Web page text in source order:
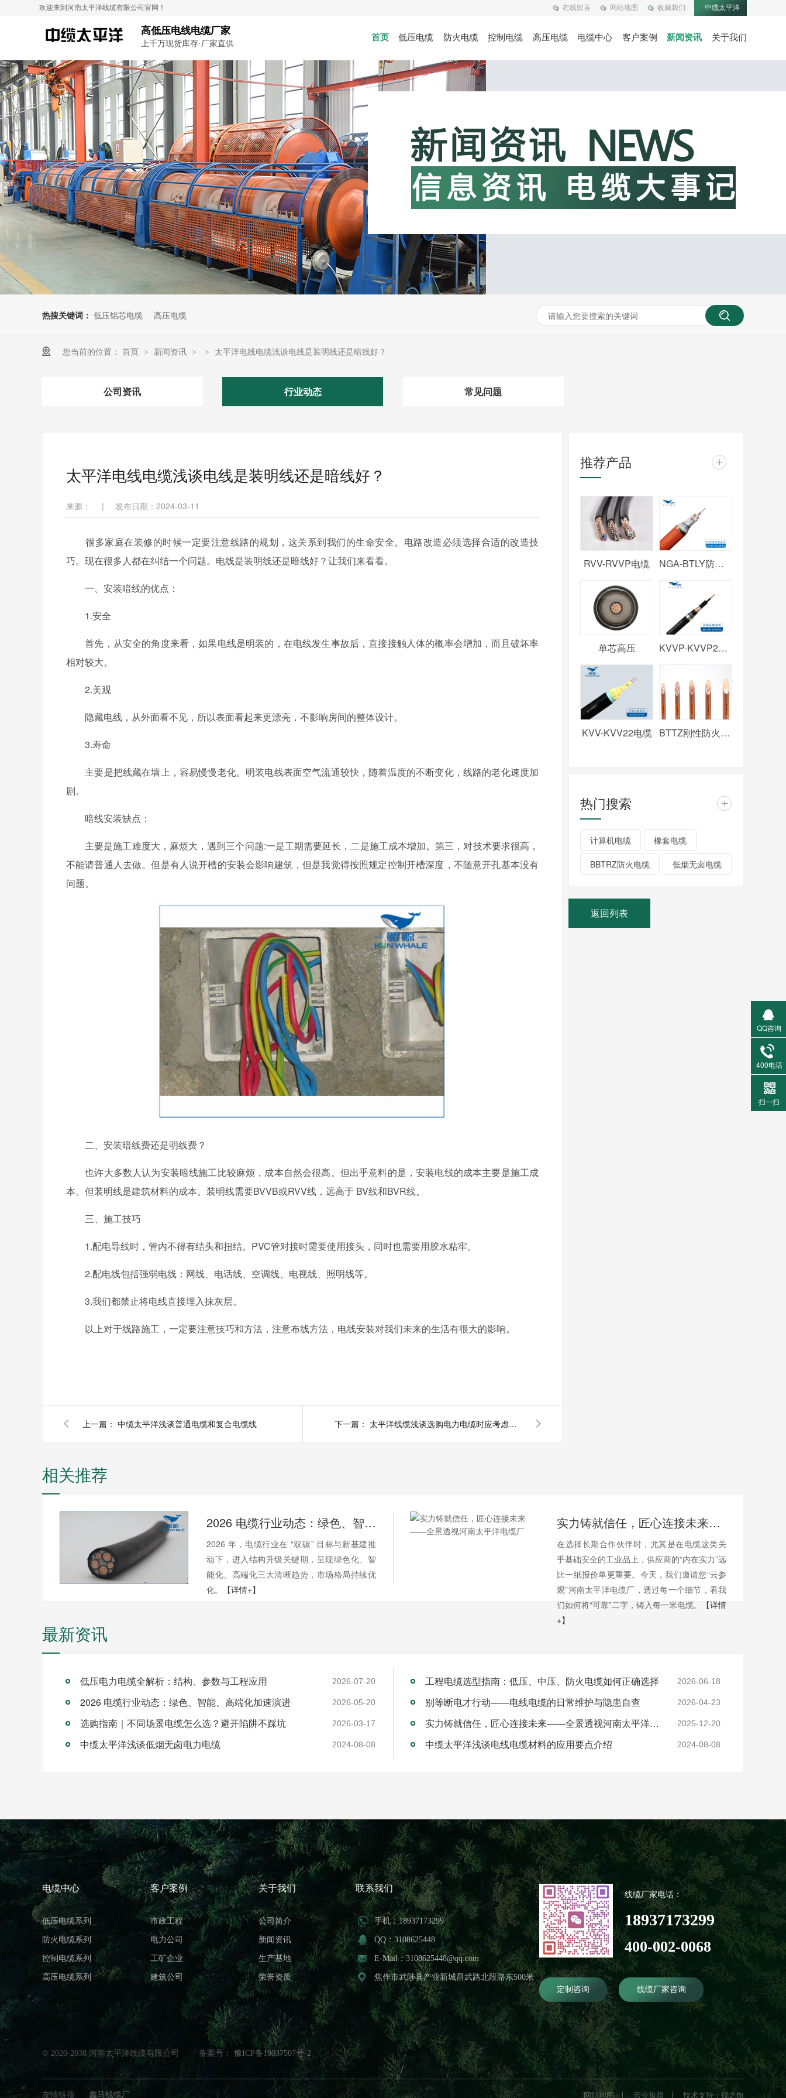
在线留言 网站地图 收藏我们 中缆太平洋
欢迎来到河南太平洋线缆有限公司官网！
高低压电线电缆厂家
上千万现货库存·厂家直供
首页 低压电缆 防火电缆 控制电缆 高压电缆 电缆中心 客户案例 新闻资讯 关于我们
热搜关键词： 低压铝芯电缆 高压电缆
您当前的位置： 首页 > 新闻资讯 > > 太平洋电线电缆浅谈电线是装明线还是暗线好？
公司资讯 行业动态 常见问题
太平洋电线电缆浅谈电线是装明线还是暗线好？
来源： | 发布日期：2024-03-11
很多家庭在装修的时候一定要注意线路的规划，这关系到我们的生命安全。电路改造必须选择合适的改造技
巧。现在很多人都在纠结一个问题。电线是装明线还是暗线好？让我们来看看。
一、安装暗线的优点：
1.安全
首先，从安全的角度来看，如果电线是明装的，在电线发生事故后，直接接触人体的概率会增加，而且破坏率
相对较大。
2.美观
隐藏电线，从外面看不见，所以表面看起来更漂亮，不影响房间的整体设计。
3.寿命
主要是把线藏在墙上，容易慢慢老化。明装电线表面空气流通较快，随着温度的不断变化，线路的老化速度加
剧。
暗线安装缺点：
主要是施工难度大，麻烦大，遇到三个问题:一是工期需要延长，二是施工成本增加。第三，对技术要求很高，
不能请普通人去做。但是有人说开槽的安装会影响建筑，但是我觉得按照规定控制开槽深度，不随意开孔基本没有
问题。
二、安装暗线费还是明线费？
也许大多数人认为安装暗线施工比较麻烦，成本自然会很高。但出乎意料的是，安装电线的成本主要是施工成
本。但装明线是建筑材料的成本。装明线需要BVVB或RVV线，远高于 BV线和BVR线。
三、施工技巧
1.配电导线时，管内不得有结头和扭结。PVC管对接时需要使用接头，同时也需要用胶水粘牢。
2.配电线包括强弱电线：网线、电话线、空调线、电视线、照明线等。
3.我们都禁止将电线直接埋入抹灰层。
以上对于线路施工，一定要注意技巧和方法，注意布线方法，电线安装对我们未来的生活有很大的影响。
上一篇： 中缆太平洋浅谈普通电缆和复合电缆线 下一篇： 太平洋线缆浅谈选购电力电缆时应考虑的因素
推荐产品 +
RVV-RVVP电缆 NGA-BTLY防火电缆
单芯高压 KVVP-KVVP2电缆
KVV-KVV22电缆 BTTZ刚性防火电缆
热门搜索 +
计算机电缆 橡套电缆
BBTRZ防火电缆 低烟无卤电缆
返回列表
相关推荐
2026 电缆行业动态：绿色、智能、高端化加速演进
2026 年，电缆行业在 “双碳” 目标与新基建推
动下，进入结构升级关键期，呈现绿色化、智
能化、高端化三大清晰趋势，市场格局持续优
化。
【详情+】
实力铸就信任，匠心连接未来——全景透视河南太平洋电缆厂
在选择长期合作伙伴时，尤其是在电缆这类关
乎基础安全的工业品上，供应商的“内在实力”远
比一纸报价单更重要。今天，我们邀请您“云参
观”河南太平洋电缆厂，透过每一个细节，看我
们如何将“可靠”二字，铸入每一米电缆。
【详情
+】
最新资讯
低压电力电缆全解析：结构、参数与工程应用 2026-07-20 工程电缆选型指南：低压、中压、防火电缆如何正确选择 2026-06-18
2026 电缆行业动态：绿色、智能、高端化加速演进 2026-05-20 别等断电才行动——电线电缆的日常维护与隐患自查 2026-04-23
选购指南｜不同场景电缆怎么选？避开陷阱不踩坑 2026-03-17 实力铸就信任，匠心连接未来——全景透视河南太平洋电缆厂 2025-12-20
中缆太平洋浅谈低烟无卤电力电缆 2024-08-08 中缆太平洋浅谈电线电缆材料的应用要点介绍 2024-08-08
电缆中心
低压电缆系列
防火电缆系列
控制电缆系列
高压电缆系列
客户案例
市政工程
电力公司
工矿企业
建筑公司
关于我们
公司简介
新闻资讯
生产基地
荣誉资质
© 2020-2038 河南太平洋线缆有限公司 备案号： 豫ICP备19037507号-2
联系我们
手机：18937173299
QQ：3108625448
E-Mail：3108625448@qq.com
焦作市武陟县产业新城昌武路北段路东500米
线缆厂家电话：
18937173299
400-002-0068
定制咨询 线缆厂家咨询
网站地图 营业执照 技术支持：锐之旗
友情链接 鑫马线缆厂
QQ咨询
400电话
扫一扫